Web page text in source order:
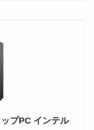
プPC インテル